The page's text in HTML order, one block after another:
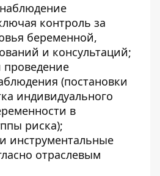
контроль за
беременной,
и консультаций;
(постановки
индивидуального
в
риска);
инструментальные
отраслевым